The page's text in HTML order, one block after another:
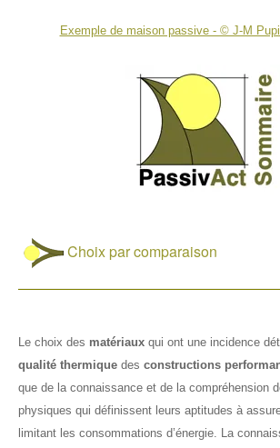
Infos pratiques
Droits de reproduction
Exemple de maison passive - © J-M
Choix par comparaison
Le choix des matériaux qui ont une incidence
qualité thermique des constructions
que de la connaissance et de la compréhension
physiques qui définissent leurs aptitudes à
limitant les consommations d’énergie. La